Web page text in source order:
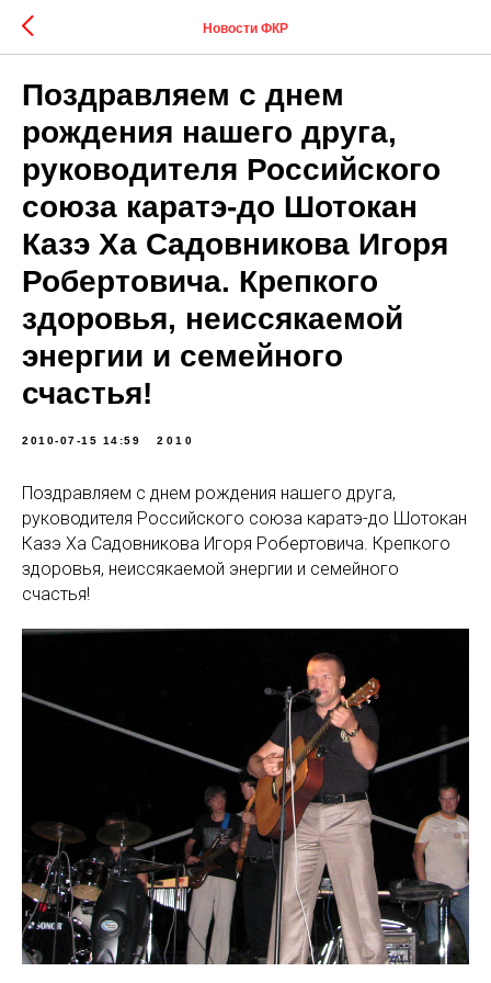
Новости ФКР
Поздравляем с днем
рождения нашего друга,
руководителя Российского
союза каратэ-до Шотокан
Казэ Ха Садовникова Игоря
Робертовича. Крепкого
здоровья, неиссякаемой
энергии и семейного
счастья!
2010-07-15 14:59 2010
Поздравляем с днем рождения нашего друга,
руководителя Российского союза каратэ-до Шотокан
Казэ Ха Садовникова Игоря Робертовича. Крепкого
здоровья, неиссякаемой энергии и семейного
счастья!